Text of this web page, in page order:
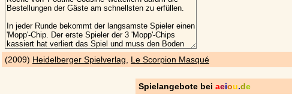
(2009) Heidelberger Spielverlag Le Scorpion Masqué
Spielangebote bei aeiou.de